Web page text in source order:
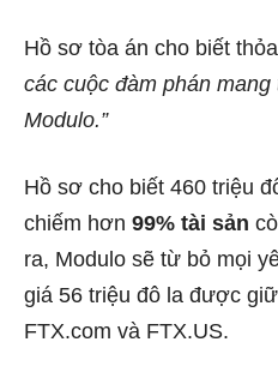
Hồ sơ tòa án cho biết
các cuộc đàm phán
Modulo.”
Hồ sơ cho biết 460 triệu
chiếm hơn 99% tài sản
ra, Modulo sẽ từ bỏ mọi
giá 56 triệu đô la được
FTX.com và FTX.US.